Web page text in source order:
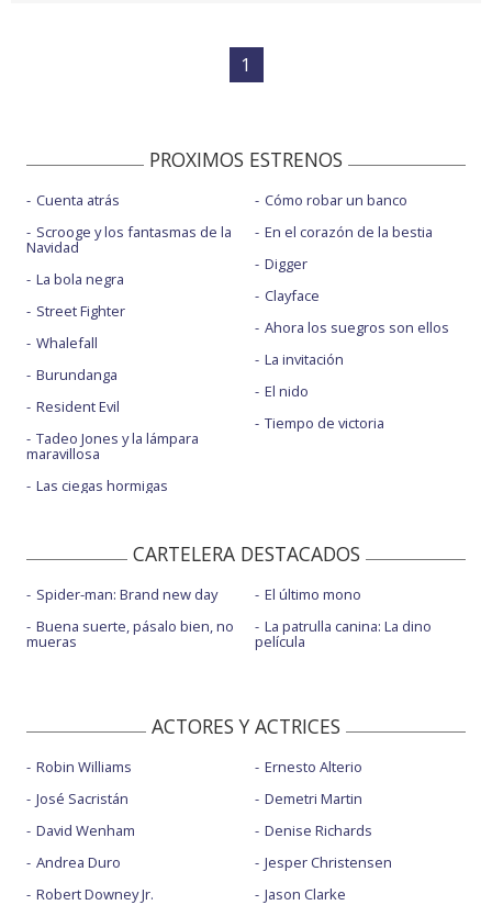
1
PROXIMOS ESTRENOS
Cuenta atrás
Scrooge y los fantasmas de la
Navidad
La bola negra
Street Fighter
Whalefall
Burundanga
Resident Evil
Tadeo Jones y la lámpara
maravillosa
Las ciegas hormigas
Cómo robar un banco
En el corazón de la bestia
Digger
Clayface
Ahora los suegros son ellos
La invitación
El nido
Tiempo de victoria
CARTELERA DESTACADOS
Spider-man: Brand new day
Buena suerte, pásalo bien, no
mueras
El último mono
La patrulla canina: La dino
película
ACTORES Y ACTRICES
Robin Williams
José Sacristán
David Wenham
Andrea Duro
Robert Downey Jr.
Ernesto Alterio
Demetri Martin
Denise Richards
Jesper Christensen
Jason Clarke